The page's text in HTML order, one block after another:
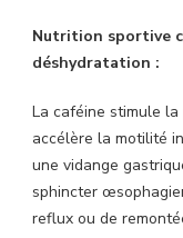
Nutrition sportive
déshydratation :
La caféine stimule
accélère la motilité
une vidange
sphincter
reflux ou de